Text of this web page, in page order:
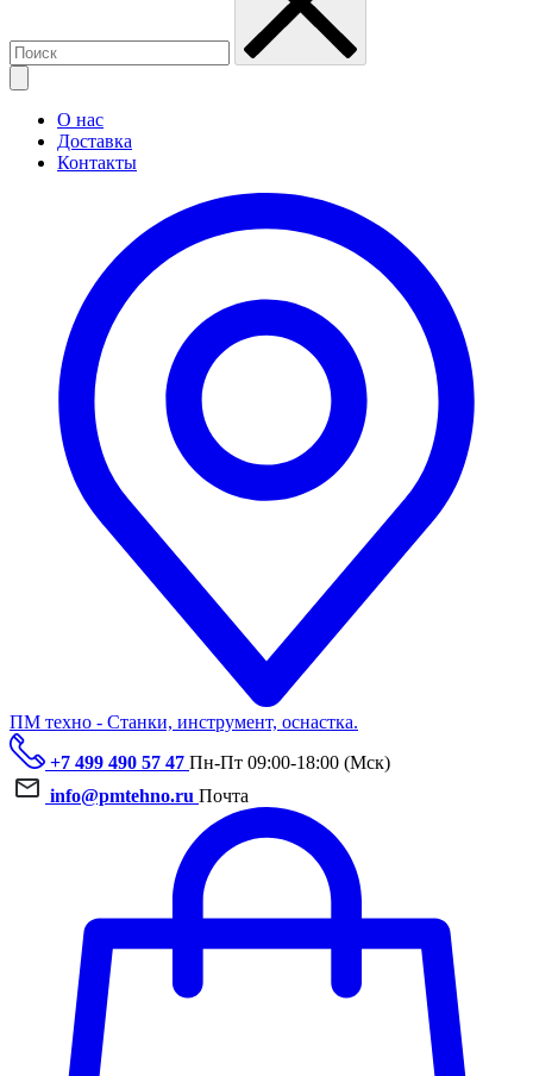
О нас
Доставка
Контакты
ПМ техно - Станки, инструмент, оснастка.
+7 499 490 57 47 Пн-Пт 09:00-18:00 (Мск)
info@pmtehno.ru Почта